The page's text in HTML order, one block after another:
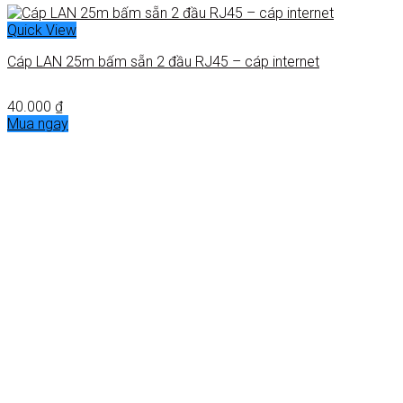
Quick View
Cáp LAN 25m bấm sẵn 2 đầu RJ45 – cáp internet
40.000 ₫
Mua ngay